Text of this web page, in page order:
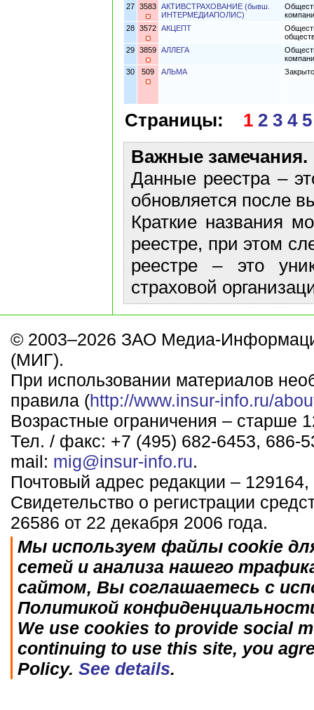
27 3583 АКТИВСТРАХОВАНИЕ (бывш.
ИНТЕРМЕДИАПОЛИС)
28 3572 АКЦЕПТ
29 3859 АЛЛЕГА
30
509 АЛЬМА
Страницы: 1 2 3 4 5
Важные замечания.
Данные реестра –
обновляется после
Краткие названия
реестре, при этом
реестре – это
страховой
© 2003–2026 ЗАО Медиа-
(МИГ).
При использовании материалов
правила (http://www.insur-info.ru/
Возрастные ограничения – старше
Тел. / факс: +7 (495) 682-6453, 686-
mail: mig@insur-info.ru.
Почтовый адрес редакции –
Свидетельство о регистрации
26586 от 22 декабря 2006 года.
Мы используем файлы cookie
сетей и анализа нашего
сайтом, Вы соглашаетесь с
Политикой
We use cookies to provide social
continuing to use this site, you
Policy. See details.